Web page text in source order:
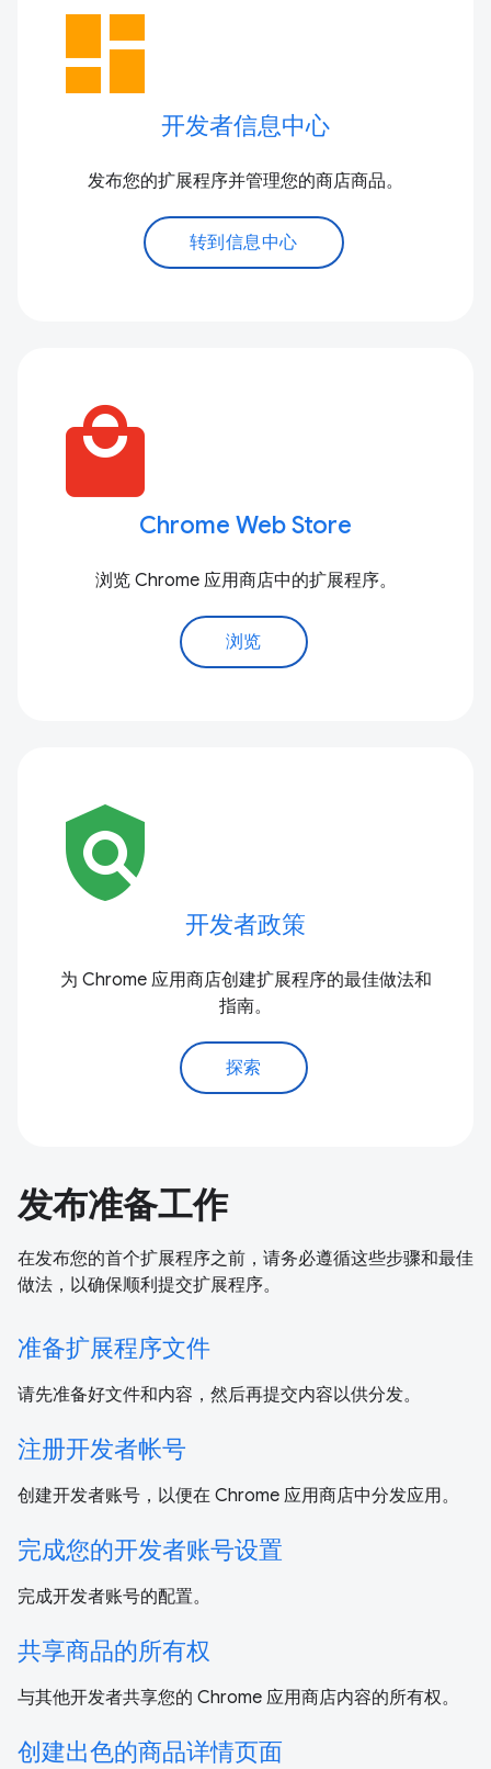
dashboard
开发者信息中心
发布您的扩展程序并管理您的商店商品。
转到信息中心
local_mall
Chrome Web Store
浏览 Chrome 应用商店中的扩展程序。
浏览
policy
开发者政策
为 Chrome 应用商店创建扩展程序的最佳做法和
指南。
探索
发布准备工作
在发布您的首个扩展程序之前，请务必遵循这些步骤和最佳
做法，以确保顺利提交扩展程序。
准备扩展程序文件
请先准备好文件和内容，然后再提交内容以供分发。
注册开发者帐号
创建开发者账号，以便在 Chrome 应用商店中分发应用。
完成您的开发者账号设置
完成开发者账号的配置。
共享商品的所有权
与其他开发者共享您的 Chrome 应用商店内容的所有权。
创建出色的商品详情页面